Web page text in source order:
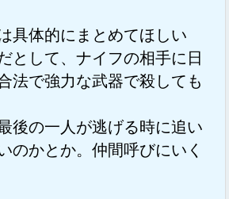
具体的にまとめてほしい
として、ナイフの相手に日
法で強力な武器で殺しても
後の一人が逃げる時に追い
のかとか。仲間呼びにいく